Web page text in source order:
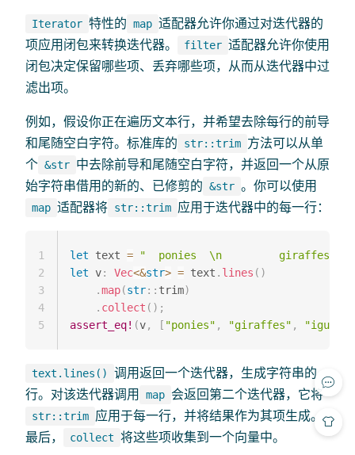
Iterator 特性的 map 适配器允许你通过对迭代器的
项应用闭包来转换迭代器。
filter 适配器允许你使用
闭包决定保留哪些项、丢弃哪些项，从而从迭代器中过
滤出项。
例如，假设你正在遍历文本行，并希望去除每行的前导
和尾随空白字符。标准库的
str::trim 方法可以从单
个 &str 中去除前导和尾随空白字符，并返回一个从原
始字符串借用的新的、已修剪的 &str 。你可以使用
map 适配器将 str::trim 应用于迭代器中的每一行：
let text =
"  ponies  \n
let v: Vec<&str> = text . lines ( )
.map(str:: trim)
. collect ( ) ;
assert_eq! (v, [ "ponies" , "giraffes" ,
1
2
3
4
5
text.lines()
调用返回一个迭代器，生成字符串的
行。对该迭代器调用
map 会返回第二个迭代器，它将
str::trim 应用于每一行，并将结果作为其项生成。
最后，
collect 将这些项收集到一个向量中。